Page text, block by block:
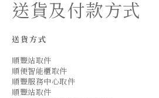
送貨及付款方式
送貨方式
順豐站取件
順便智能櫃取件
順豐服務中心取件
順豐站取件